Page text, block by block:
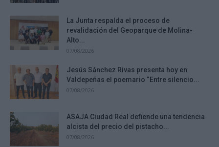
La Junta respalda el proceso de
revalidación del Geoparque de Molina-
Alto...
07/08/2026
Jesús Sánchez Rivas presenta hoy en
Valdepeñas el poemario “Entre silencio...
07/08/2026
ASAJA Ciudad Real defiende una tendencia
alcista del precio del pistacho...
07/08/2026